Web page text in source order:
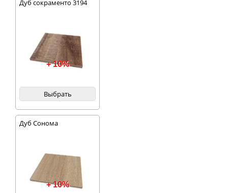
Дуб сокраменто 3194
+ 10%
Выбрать
Дуб Сонома
+ 10%